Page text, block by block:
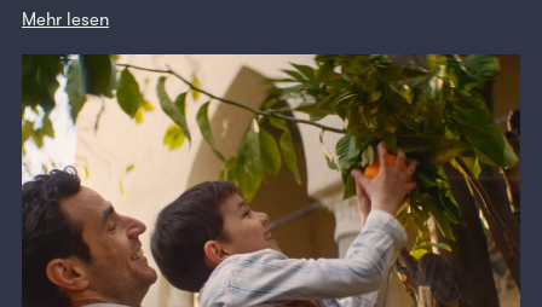
Mehr lesen